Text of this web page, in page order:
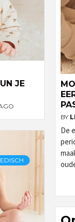
JE
BY
De